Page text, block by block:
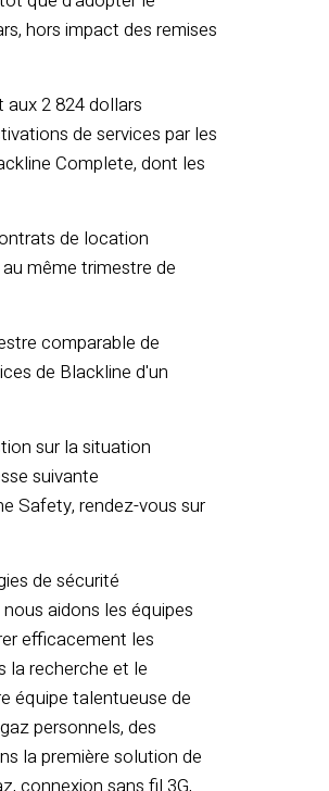
hors impact des remises
aux 2 824 dollars
de services par les
Complete, dont les
de location
même trimestre de
comparable de
de Blackline d'un
sur la situation
suivante
Safety, rendez-vous sur
de sécurité
aidons les équipes
efficacement les
la recherche et le
équipe talentueuse de
personnels, des
la première solution de